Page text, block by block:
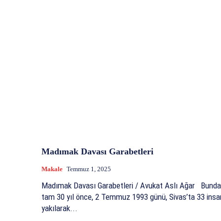
Madımak Davası Garabetleri
Makale Temmuz 1, 2025
Madımak Davası Garabetleri / Avukat Aslı Ağar
tam 30 yıl önce, 2 Temmuz 1993 günü, Sivas’ta 33
yakılarak...